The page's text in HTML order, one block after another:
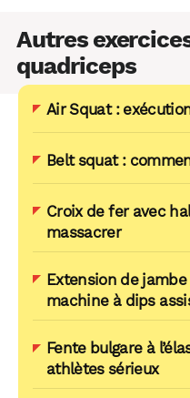
Autres
quadriceps
Air Squat :
Belt squat :
Croix de fer avec
massacrer
Extension de
machine à dips
Fente bulgare à
athlètes sérieux